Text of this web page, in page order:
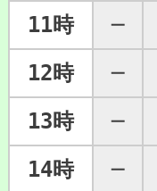
11時
─
12時
─
13時
─
14時
─